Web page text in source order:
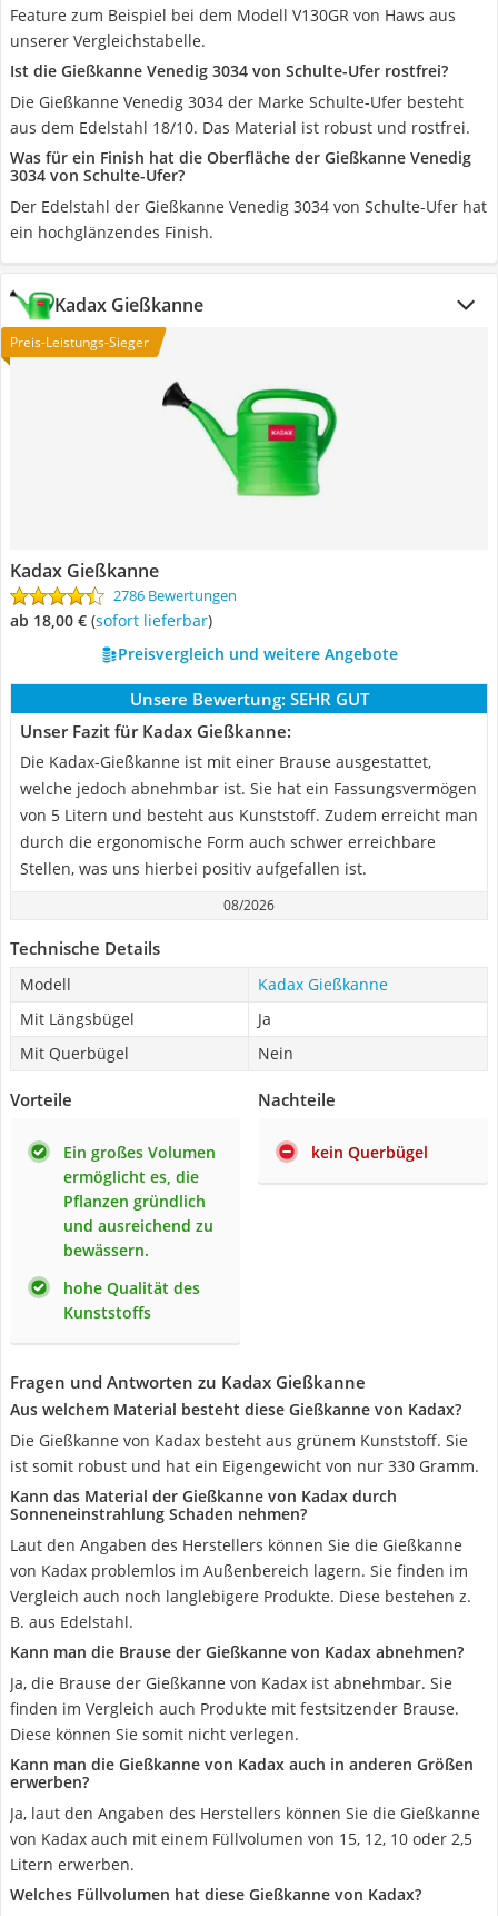
Feature zum Beispiel bei dem Modell V130GR von Haws aus
unserer Vergleichstabelle.
Ist die Gießkanne Venedig 3034 von Schulte-Ufer rostfrei?
Die Gießkanne Venedig 3034 der Marke Schulte-Ufer besteht
aus dem Edelstahl 18/10. Das Material ist robust und rostfrei.
Was für ein Finish hat die Oberfläche der Gießkanne Venedig
3034 von Schulte-Ufer?
Der Edelstahl der Gießkanne Venedig 3034 von Schulte-Ufer hat
ein hochglänzendes Finish.
Kadax Gießkanne
Preis-Leistungs-Sieger
Kadax Gießkanne
2786 Bewertungen
ab 18,00 € ( Sofort lieferbar)
Preisvergleich und weitere Angebote
Unsere Bewertung: SEHR GUT
Unser Fazit für Kadax Gießkanne:
Die Kadax-Gießkanne ist mit einer Brause ausgestattet,
welche jedoch abnehmbar ist. Sie hat ein Fassungsvermögen
von 5 Litern und besteht aus Kunststoff. Zudem erreicht man
durch die ergonomische Form auch schwer erreichbare
Stellen, was uns hierbei positiv aufgefallen ist.
08/2026
Technische Details
Modell
Kadax Gießkanne
Mit Längsbügel
Ja
Mit Querbügel
Nein
Vorteile
Ein großes Volumen
ermöglicht es, die
Pflanzen gründlich
und ausreichend zu
bewässern.
hohe Qualität des
Kunststoffs
Nachteile
kein Querbügel
Fragen und Antworten zu Kadax Gießkanne
Aus welchem Material besteht diese Gießkanne von Kadax?
Die Gießkanne von Kadax besteht aus grünem Kunststoff. Sie
ist somit robust und hat ein Eigengewicht von nur 330 Gramm.
Kann das Material der Gießkanne von Kadax durch
Sonneneinstrahlung Schaden nehmen?
Laut den Angaben des Herstellers können Sie die Gießkanne
von Kadax problemlos im Außenbereich lagern. Sie finden im
Vergleich auch noch langlebigere Produkte. Diese bestehen z.
B. aus Edelstahl.
Kann man die Brause der Gießkanne von Kadax abnehmen?
Ja, die Brause der Gießkanne von Kadax ist abnehmbar. Sie
finden im Vergleich auch Produkte mit festsitzender Brause.
Diese können Sie somit nicht verlegen.
Kann man die Gießkanne von Kadax auch in anderen Größen
erwerben?
Ja, laut den Angaben des Herstellers können Sie die Gießkanne
von Kadax auch mit einem Füllvolumen von 15, 12, 10 oder 2,5
Litern erwerben.
Welches Füllvolumen hat diese Gießkanne von Kadax?